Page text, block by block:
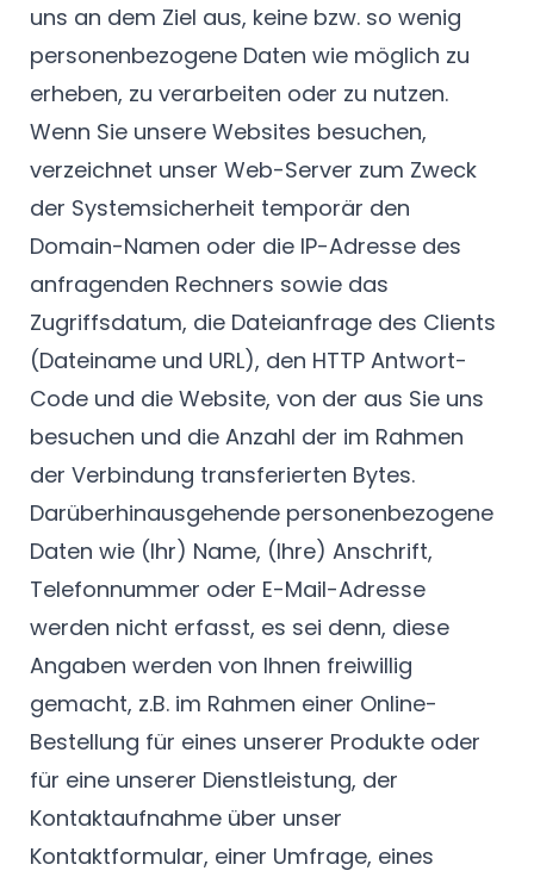
uns an dem Ziel aus, keine bzw. so wenig
personenbezogene Daten wie möglich zu
erheben, zu verarbeiten oder zu nutzen.
Wenn Sie unsere Websites besuchen,
verzeichnet unser Web-Server zum Zweck
der Systemsicherheit temporär den
Domain-Namen oder die IP-Adresse des
anfragenden Rechners sowie das
Zugriffsdatum, die Dateianfrage des Clients
(Dateiname und URL), den HTTP Antwort-
Code und die Website, von der aus Sie uns
besuchen und die Anzahl der im Rahmen
der Verbindung transferierten Bytes.
Darüberhinausgehende personenbezogene
Daten wie (Ihr) Name, (Ihre) Anschrift,
Telefonnummer oder E-Mail-Adresse
werden nicht erfasst, es sei denn, diese
Angaben werden von Ihnen freiwillig
gemacht, z.B. im Rahmen einer Online-
Bestellung für eines unserer Produkte oder
für eine unserer Dienstleistung, der
Kontaktaufnahme über unser
Kontaktformular, einer Umfrage, eines